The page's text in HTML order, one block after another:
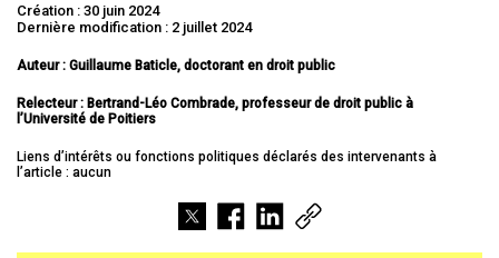
Création : 30 juin 2024
Dernière modification : 2 juillet 2024
Auteur : Guillaume Baticle, doctorant en droit public
Relecteur : Bertrand-Léo Combrade, professeur de droit public à
l’Université de Poitiers
Liens d’intérêts ou fonctions politiques déclarés des intervenants à
l’article : aucun